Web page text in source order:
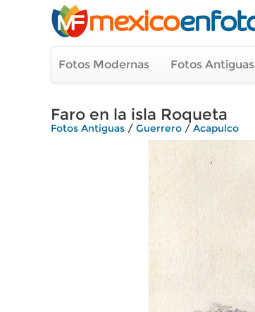
Fotos Modernas Fotos Antiguas
Faro en la isla Roqueta
Fotos Antiguas / Guerrero / Acapulco